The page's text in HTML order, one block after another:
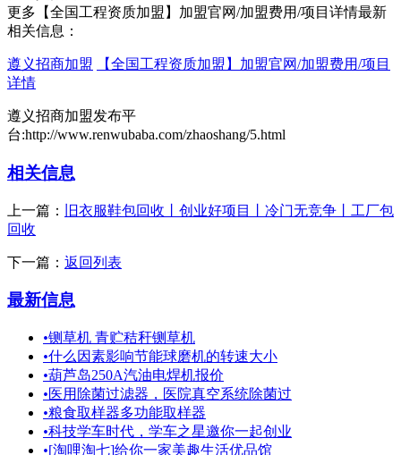
更多【全国工程资质加盟】加盟官网/加盟费用/项目详情最新
相关信息：
遵义招商加盟
【全国工程资质加盟】加盟官网/加盟费用/项目
详情
遵义招商加盟发布平
台:http://www.renwubaba.com/zhaoshang/5.html
相关信息
上一篇：
旧衣服鞋包回收丨创业好项目丨冷门无竞争丨工厂包
回收
下一篇： 返回列表
最新信息
•铡草机 青贮秸秆铡草机
•什么因素影响节能球磨机的转速大小
•葫芦岛250A汽油电焊机报价
•医用除菌过滤器，医院真空系统除菌过
•粮食取样器多功能取样器
•科技学车时代，学车之星邀你一起创业
•[淘哩淘七]给你一家美趣生活优品馆